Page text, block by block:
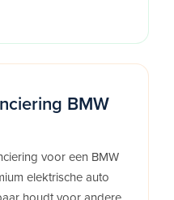
BMW
voor een BMW
elektrische auto